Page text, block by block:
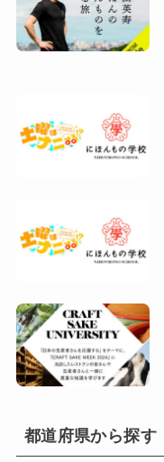
都道府県から探す